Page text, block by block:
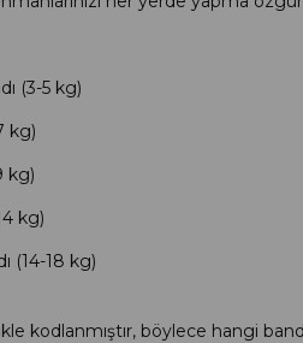
(3-5 kg)
kg)
kg)
kg)
(14-18 kg)
kodlanmıştır, böylece hangi